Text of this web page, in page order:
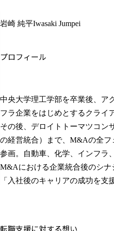
岩崎 純平Iwasaki Jumpei
プロフィール
中央大学理工学部を卒業後、ア
フラ企業をはじめとするクライ
その後、デロイトトーマツコン
の経営統合）まで、M&Aの全フ
参画。自動車、化学、インフラ
M&Aにおける企業統合後のシナ
「入社後のキャリアの成功を支
転職支援に対する想い